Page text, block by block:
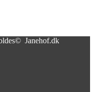
Janehof.dk